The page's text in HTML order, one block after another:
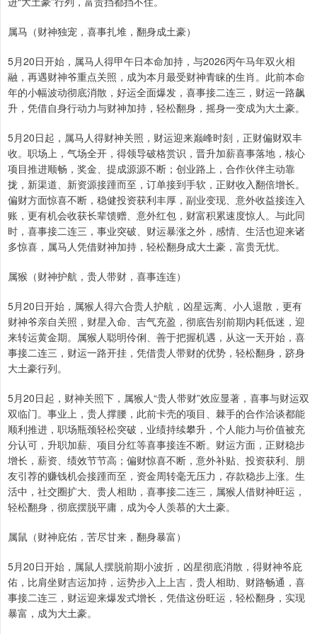
属马（财神独宠，喜事扎堆，翻身成土豪）
5月20日开始，属马人得甲午日本命加持，与2026丙午马年双火相
融，再遇财神爷重点关照，成为本月最受财神青睐的生肖。此前本命
年的小幅波动彻底消散，好运全面爆发，喜事接二连三，财运一路飙
升，凭借自身行动力与财神加持，轻松翻身，摇身一变成为大土豪。
5月20日起，属马人得财神关照，财运迎来巅峰时刻，正财偏财双丰
收。职场上，气场全开，得领导破格赏识，晋升加薪喜事落地，核心
项目推进顺畅，奖金、提成源源不断；创业路上，合作伙伴主动靠
拢，新渠道、新资源接踵而至，订单接到手软，正财收入翻倍增长。
偏财方面惊喜不断，稳健投资获利丰厚，副业变现、意外收益接连入
账，更有机会收获长辈馈赠、意外红包，财富积累速度惊人。与此同
时，喜事接二连三，事业突破、财运暴涨之外，感情、生活也迎来诸
多惊喜，属马人凭借财神加持，轻松翻身成大土豪，富贵无忧。
属猴（财神护航，贵人带财，喜事连连）
5月20日开始，属猴人得六合贵人护航，凶星远离、小人退散，更有
财神爷亲自关照，财星入命、吉气充盈，彻底告别前期内耗低迷，迎
来转运黄金期。属猴人聪明伶俐、善于把握机遇，从这一天开始，喜
事接二连三，财运一路开挂，凭借贵人带财的优势，轻松翻身，跻身
大土豪行列。
5月20日起，财神关照下，属猴人“贵人带财”效应显著，喜事与财运双
双临门。事业上，贵人撑腰，此前卡壳的项目、棘手的合作洽谈都能
顺利推进，职场瓶颈轻松突破，业绩持续攀升，个人能力与价值被充
分认可，升职加薪、项目分红等喜事接连不断。财运方面，正财稳步
增长，薪资、绩效节节高；偏财惊喜不断，意外补贴、投资获利、朋
友引荐的赚钱机会接踵而至，资金周转毫无压力，存款稳步上涨。生
活中，社交圈扩大、贵人相助，喜事接二连三，属猴人借财神旺运，
轻松翻身，彻底摆脱平庸，成为令人羡慕的大土豪。
属鼠（财神庇佑，苦尽甘来，翻身暴富）
5月20日开始，属鼠人摆脱前期小波折，凶星彻底消散，得财神爷庇
佑，比肩坐财吉运加持，运势步入上上吉，贵人相助、财路畅通，喜
事接二连三，财运迎来爆发式增长，凭借这份旺运，轻松翻身，实现
暴富，成为大土豪。